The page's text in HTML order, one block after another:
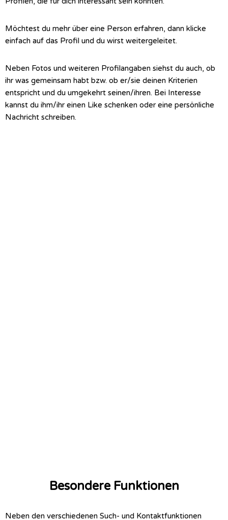
Möchtest du mehr über eine Person erfahren, dann klicke
einfach auf das Profil und du wirst weitergeleitet.
Neben Fotos und weiteren Profilangaben siehst du auch, ob
ihr was gemeinsam habt bzw. ob er/sie deinen Kriterien
entspricht und du umgekehrt seinen/ihren. Bei Interesse
kannst du ihm/ihr einen Like schenken oder eine persönliche
Nachricht schreiben.
Besondere Funktionen
Neben den verschiedenen Such- und Kontaktfunktionen